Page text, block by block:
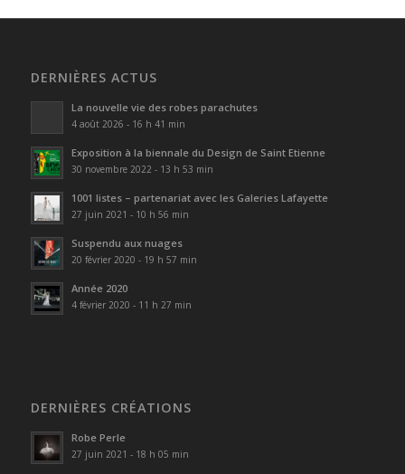
DERNIÈRES ACTUS
La nouvelle vie des robes parachutes
4 août 2026 - 16 h 41 min
Exposition à la biennale du Design de Saint Etienne
30 novembre 2022 - 13 h 53 min
1001 listes – partenariat avec les Galeries Lafayette
27 juin 2021 - 10 h 56 min
Suspendu aux nuages
20 février 2020 - 19 h 57 min
Année 2020
4 février 2020 - 11 h 27 min
DERNIÈRES CRÉATIONS
Robe Perle
27 juin 2021 - 18 h 05 min